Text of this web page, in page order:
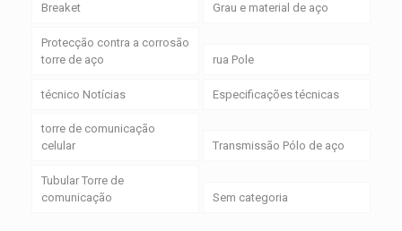
Breaket
Grau e material de aço
Protecção contra a corrosão
torre de aço
rua Pole
técnico Notícias Especificações técnicas
torre de comunicação
celular
Transmissão Pólo de aço
Tubular Torre de
comunicação
Sem categoria